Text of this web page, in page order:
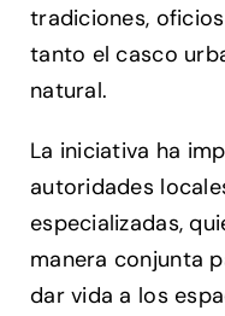
tradiciones,
tanto el casco
natural.
La iniciativa ha
autoridades
especializadas,
manera conjunta
dar vida a los